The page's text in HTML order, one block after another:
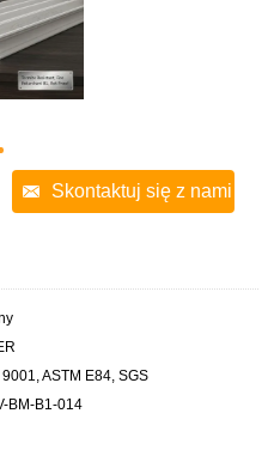
Skontaktuj się z nami
9001, ASTM E84, SGS
BM-B1-014